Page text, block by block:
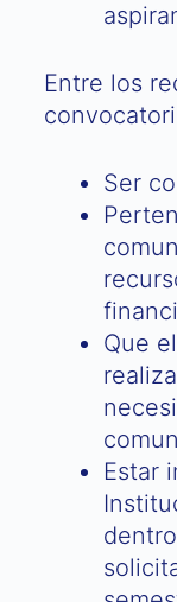
Entre los
Ser
Que
Estar